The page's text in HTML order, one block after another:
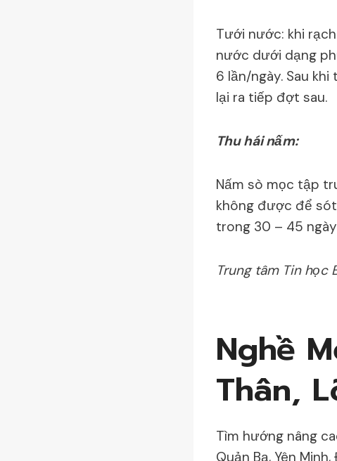
Tưới nước: khi
nước dưới dạng
6 lần/ngày. Sau
lại ra tiếp đợt sau.
Thu hái nấm:
Nấm sò mọc tập
không được để
trong 30 – 45
Trung tâm Tin học
Nghề
Thân,
Tìm hướng nâng
Quản Bạ, Yên